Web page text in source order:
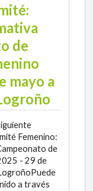
de
mayo a
Femenino:
de
- 29 de
a través